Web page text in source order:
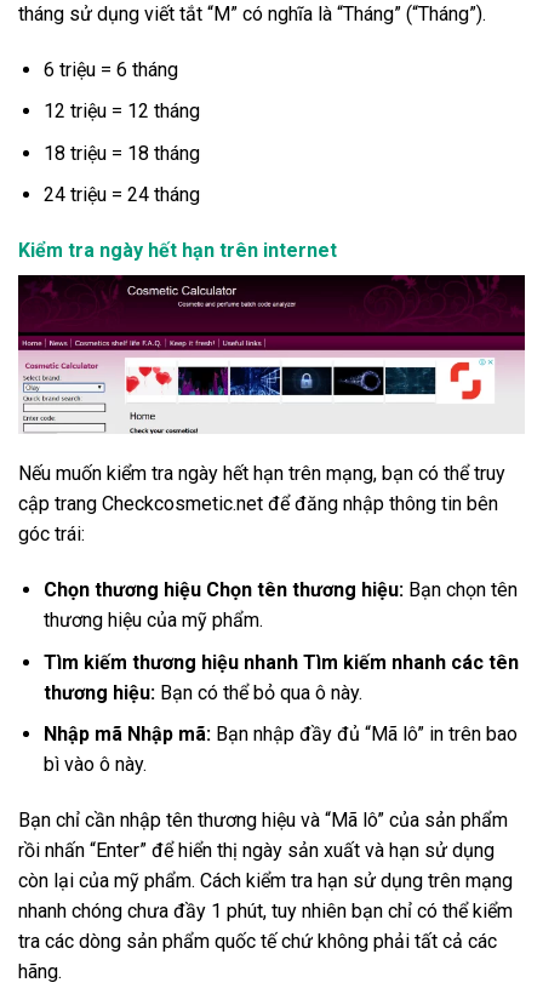
tháng sử dụng viết tắt “M” có nghĩa là “Tháng” (“Tháng”).
6 triệu = 6 tháng
12 triệu = 12 tháng
18 triệu = 18 tháng
24 triệu = 24 tháng
Kiểm tra ngày hết hạn trên internet
Nếu muốn kiểm tra ngày hết hạn trên mạng, bạn có thể truy
cập trang Checkcosmetic.net để đăng nhập thông tin bên
góc trái:
Chọn thương hiệu Chọn tên thương hiệu:Bạn chọn tên
thương hiệu của mỹ phẩm.
Tìm kiếm thương hiệu nhanh Tìm kiếm nhanh các tên
thương hiệu:Bạn có thể bỏ qua ô này.
Nhập mã Nhập mã:Bạn nhập đầy đủ “Mã lô” in trên bao
bì vào ô này.
Bạn chỉ cần nhập tên thương hiệu và “Mã lô” của sản phẩm
rồi nhấn “Enter” để hiển thị ngày sản xuất và hạn sử dụng
còn lại của mỹ phẩm. Cách kiểm tra hạn sử dụng trên mạng
nhanh chóng chưa đầy 1 phút, tuy nhiên bạn chỉ có thể kiểm
tra các dòng sản phẩm quốc tế chứ không phải tất cả các
hãng.